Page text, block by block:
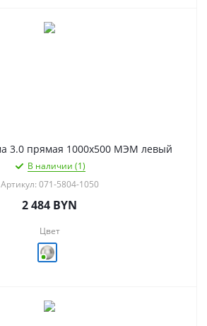
Сунержа Богема 3.0 прямая 1000х500 МЭМ левый
В наличии (1)
Артикул: 071-5804-1050
2 484 BYN
Цвет